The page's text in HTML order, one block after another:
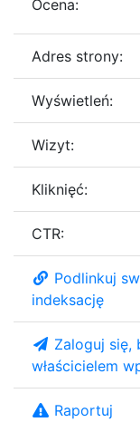
Ocena:
Adres strony:
Wyświetleń:
Wizyt:
Kliknięć:
CTR:
Podlinkuj
indeksację
Zaloguj się,
właścicielem
Raportuj